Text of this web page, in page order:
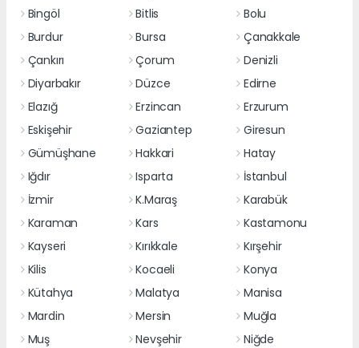
Bingöl
Bitlis
Bolu
Burdur
Bursa
Çanakkale
Çankırı
Çorum
Denizli
Diyarbakır
Düzce
Edirne
Elazığ
Erzincan
Erzurum
Eskişehir
Gaziantep
Giresun
Gümüşhane
Hakkari
Hatay
Iğdır
Isparta
İstanbul
İzmir
K.Maraş
Karabük
Karaman
Kars
Kastamonu
Kayseri
Kırıkkale
Kırşehir
Kilis
Kocaeli
Konya
Kütahya
Malatya
Manisa
Mardin
Mersin
Muğla
Muş
Nevşehir
Niğde